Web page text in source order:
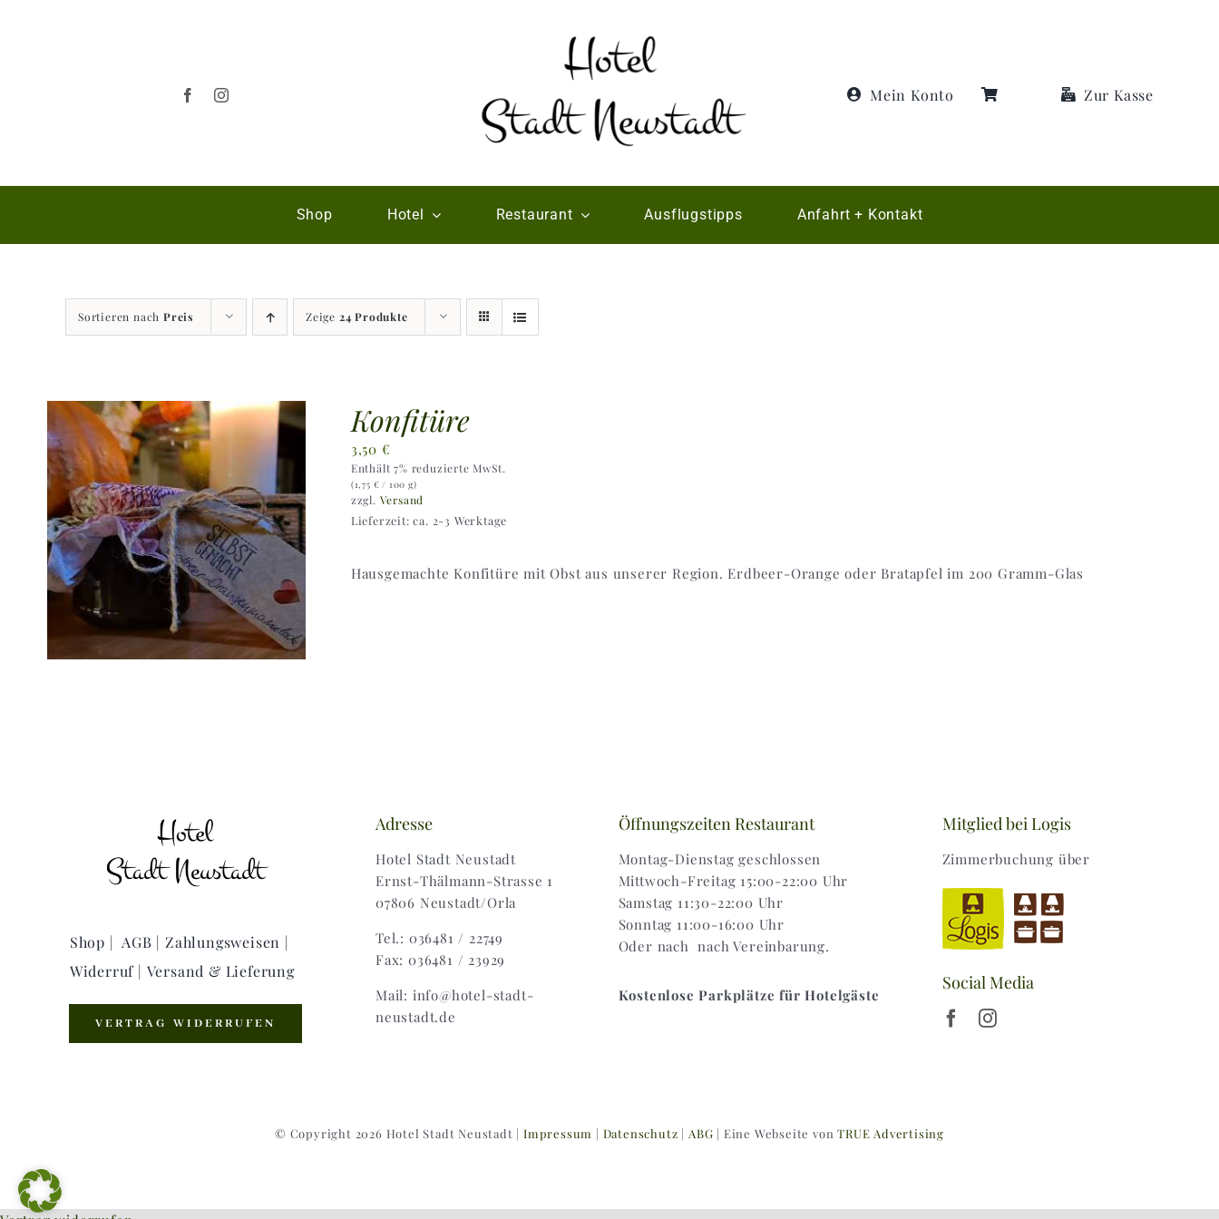
Mein Konto Zur Kasse
Shop Hotel Restaurant Ausflugstipps Anfahrt + Kontakt
Sortieren nach Preis Zeige 24 Produkte
Konfitüre
3,50 €
Enthält 7% reduzierte MwSt.
(1,75 € / 100 g)
zzgl. Versand
Lieferzeit: ca. 2-3 Werktage
Hausgemachte Konfitüre mit Obst aus unserer Region. Erdbeer-Orange oder Bratapfel im 200 Gramm-Glas
Shop | AGB | Zahlungsweisen |
Widerruf | Versand & Lieferung
VERTRAG WIDERRUFEN
Adresse
Hotel Stadt Neustadt
Ernst-Thälmann-Strasse 1
07806 Neustadt/Orla
Tel.: 036481 / 22749
Fax: 036481 / 23929
Mail: info@hotel-stadt-
neustadt.de
Öffnungszeiten Restaurant
Montag-Dienstag geschlossen
Mittwoch-Freitag 15:00-22:00 Uhr
Samstag 11:30-22:00 Uhr
Sonntag 11:00-16:00 Uhr
Oder nach nach Vereinbarung.
Kostenlose Parkplätze für Hotelgäste
Mitglied bei Logis
Zimmerbuchung über
Social Media
© Copyright 2026 Hotel Stadt Neustadt | Impressum | Datenschutz | ABG | Eine Webseite vonTRUE Advertising